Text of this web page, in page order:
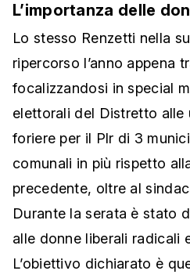
L’importanza delle
Lo stesso Renzetti nella
ripercorso l’anno appena
focalizzandosi in special
elettorali del Distretto alle
foriere per il Plr di 3
comunali in più rispetto
precedente, oltre al
Durante la serata è stato
alle donne liberali radicali
L’obiettivo dichiarato è